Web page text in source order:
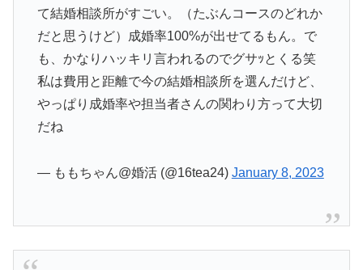
て結婚相談所がすごい。（たぶんコースのどれか
だと思うけど）成婚率100%が出せてるもん。で
も、かなりハッキリ言われるのでグサｯとくる笑
私は費用と距離で今の結婚相談所を選んだけど、
やっぱり成婚率や担当者さんの関わり方って大切
だね
— ももちゃん@婚活 (@16tea24) January 8, 2023